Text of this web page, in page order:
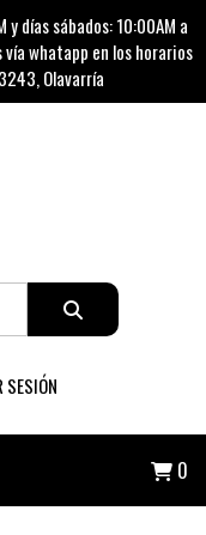
días sábados: 10:00AM a
whatapp en los horarios
Olavarría
SESIÓN
0